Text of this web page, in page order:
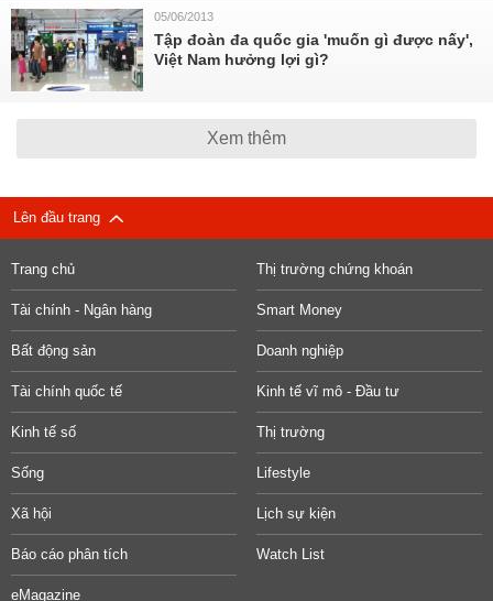
05/06/2013
Tập đoàn đa quốc gia 'muốn gì được nấy',
Việt Nam hưởng lợi gì?
Xem thêm
Lên đầu trang
Trang chủ Thị trường chứng khoán
Tài chính - Ngân hàng Smart Money
Bất động sản Doanh nghiệp
Tài chính quốc tế Kinh tế vĩ mô - Đầu tư
Kinh tế số Thị trường
Sống Lifestyle
Xã hội Lịch sự kiện
Báo cáo phân tích Watch List
eMagazine